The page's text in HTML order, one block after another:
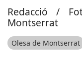
Redacció /
Montserrat
Olesa de Montserrat